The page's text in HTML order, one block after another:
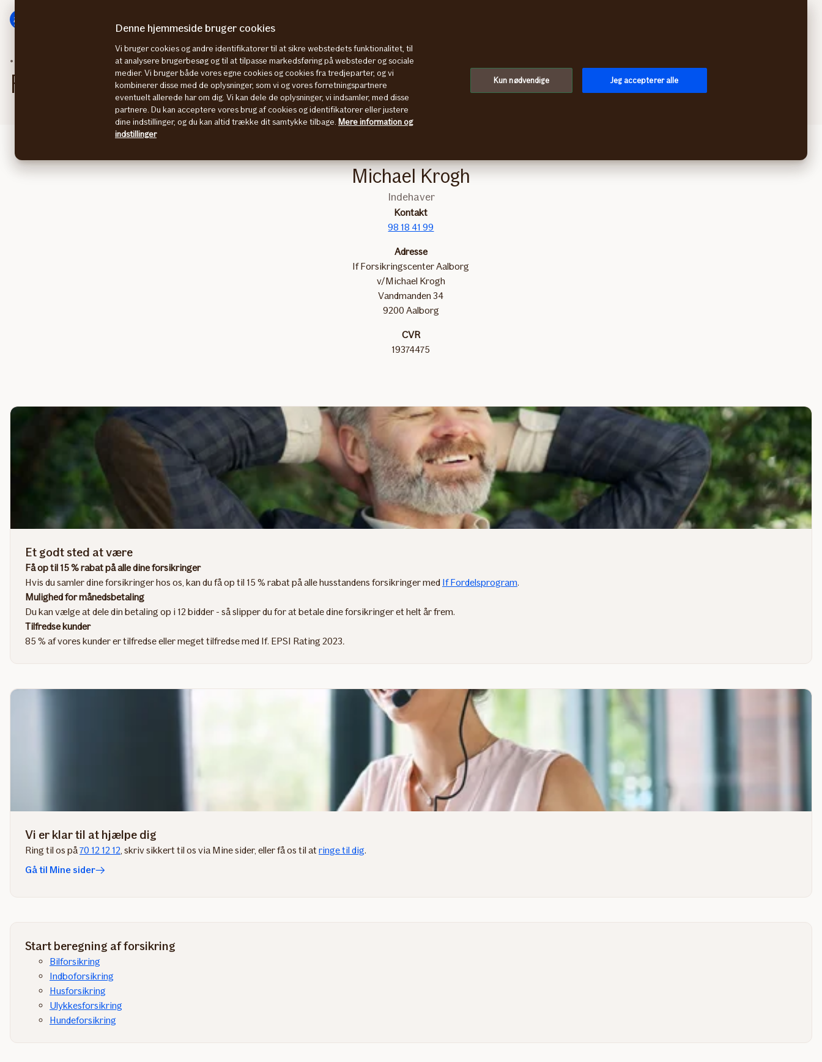
Aalborg
Forsikringscenter i Aalborg
Michael Krogh
Indehaver
Kontakt
98 18 41 99
Adresse
If Forsikringscenter Aalborg
v/Michael Krogh
Vandmanden 34
9200 Aalborg
CVR
19374475
Et godt sted at være
Få op til 15 % rabat på alle dine forsikringer
Hvis du samler dine forsikringer hos os, kan du få op til 15 % rabat på alle husstandens forsikringer med If Fordelsprogram.
Mulighed for månedsbetaling
Du kan vælge at dele din betaling op i 12 bidder - så slipper du for at betale dine forsikringer et helt år frem.
Tilfredse kunder
85 % af vores kunder er tilfredse eller meget tilfredse med If. EPSI Rating 2023.
Vi er klar til at hjælpe dig
Ring til os på70 12 12 12, skriv sikkert til os via Mine sider​, eller få os til at ringe til dig​.​​​​​​​​​
Gå til Mine sider
Start beregning af forsikring
Bilforsikring
Indboforsikring
Husforsikring
Ulykkesforsikring
Hundeforsikring
Denne hjemmeside bruger cookies
Vi bruger cookies og andre identifikatorer til at sikre webstedets funktionalitet, til
at analysere brugerbesøg og til at tilpasse markedsføring på websteder og sociale
medier. Vi bruger både vores egne cookies og cookies fra tredjeparter, og vi
kombinerer disse med de oplysninger, som vi og vores forretningspartnere
eventuelt allerede har om dig. Vi kan dele de oplysninger, vi indsamler, med disse
partnere. Du kan acceptere vores brug af cookies og identifikatorer eller justere
dine indstillinger, og du kan altid trække dit samtykke tilbage. Mere information og
indstillinger
Kun nødvendige Jeg accepterer alle